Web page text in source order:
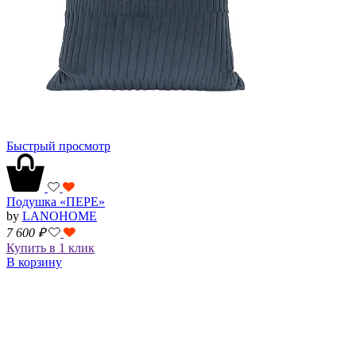
Быстрый просмотр
Подушка «ПЕРЕ»
by LANOHOME
7 600 ₽
Купить в 1 клик
В корзину